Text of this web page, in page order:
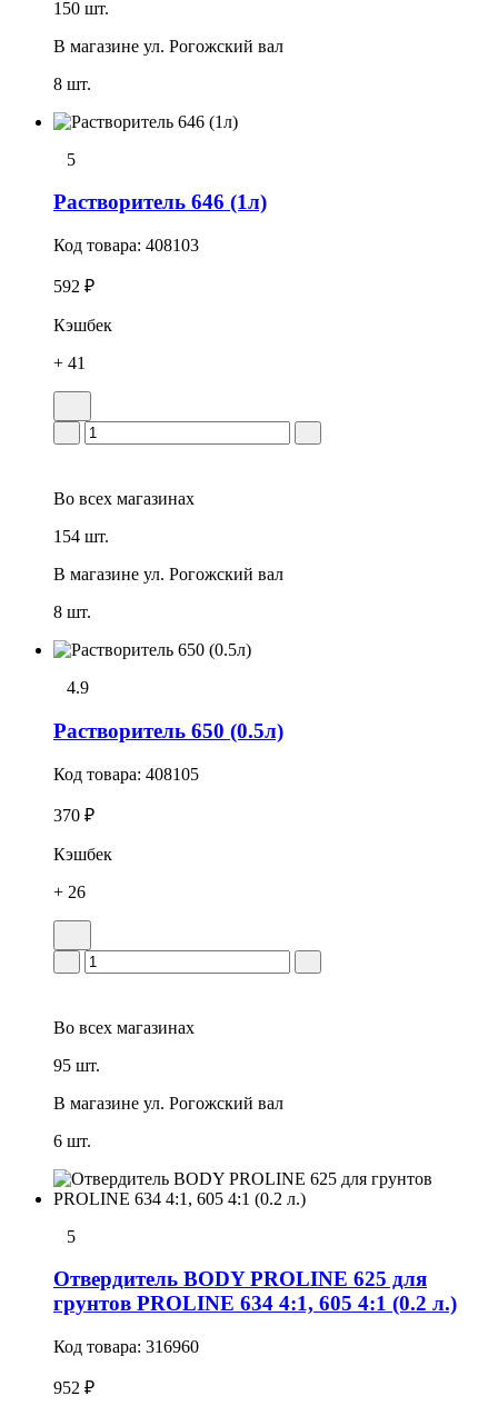
150 шт.
В магазине ул. Рогожский вал
8 шт.
5
Растворитель 646 (1л)
Код товара: 408103
592 ₽
Кэшбек
+ 41
Во всех магазинах
154 шт.
В магазине ул. Рогожский вал
8 шт.
4.9
Растворитель 650 (0.5л)
Код товара: 408105
370 ₽
Кэшбек
+ 26
Во всех магазинах
95 шт.
В магазине ул. Рогожский вал
6 шт.
5
Отвердитель BODY PROLINE 625 для
грунтов PROLINE 634 4:1, 605 4:1 (0.2 л.)
Код товара: 316960
952 ₽